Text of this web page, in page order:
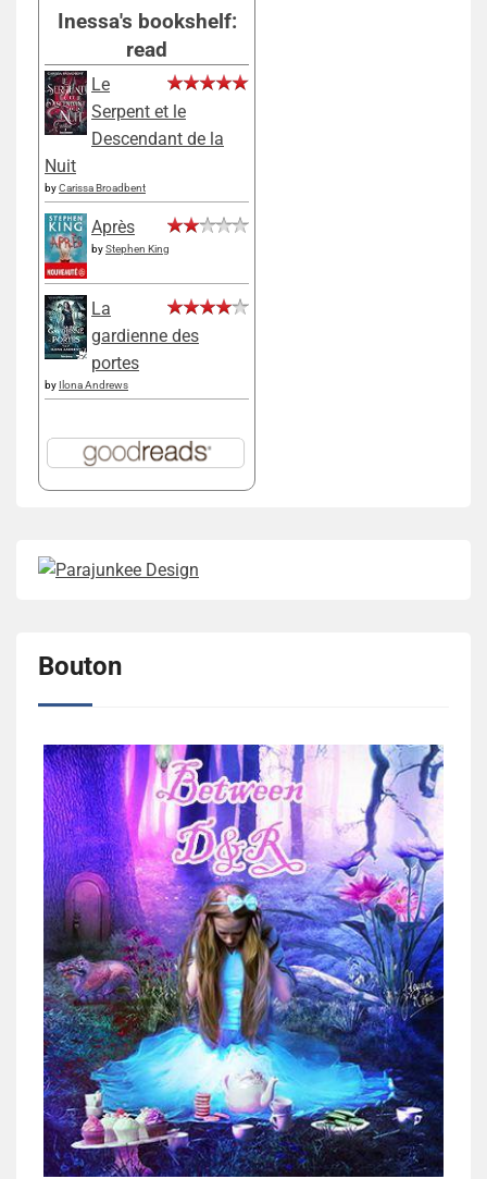
Inessa's bookshelf:
read
Le
Serpent et le
Descendant de la
Nuit
byCarissa Broadbent
Après
byStephen King
La
gardienne des
portes
by Ilona Andrews
Bouton